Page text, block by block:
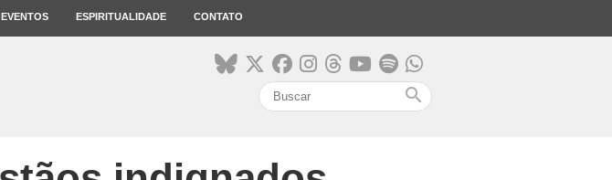
EVENTOS ESPIRITUALIDADE CONTATO
search